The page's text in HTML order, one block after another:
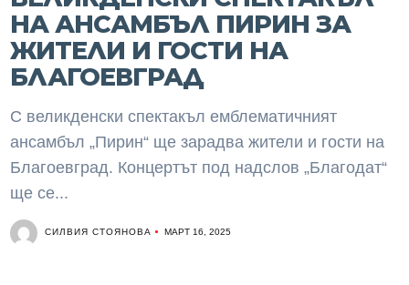
НА АНСАМБЪЛ ПИРИН ЗА
ЖИТЕЛИ И ГОСТИ НА
БЛАГОЕВГРАД
С великденски спектакъл емблематичният
ансамбъл „Пирин“ ще зарадва жители и гости на
Благоевград. Концертът под надслов „Благодат“
ще се...
СИЛВИЯ СТОЯНОВА МАРТ 16, 2025